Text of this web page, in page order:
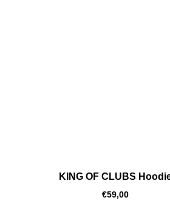
KING OF CLUBS
€59,00